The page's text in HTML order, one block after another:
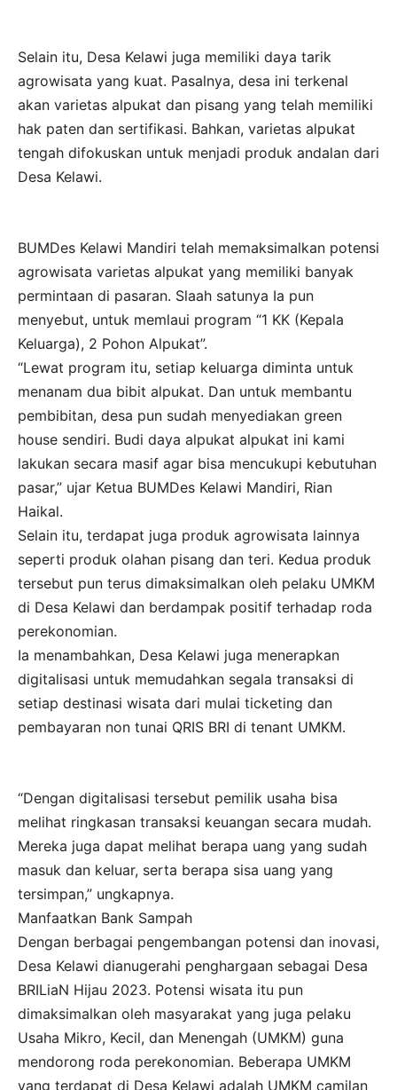
Selain itu, Desa Kelawi juga memiliki daya tarik
agrowisata yang kuat. Pasalnya, desa ini terkenal
akan varietas alpukat dan pisang yang telah memiliki
hak paten dan sertifikasi. Bahkan, varietas alpukat
tengah difokuskan untuk menjadi produk andalan dari
Desa Kelawi.
BUMDes Kelawi Mandiri telah memaksimalkan potensi
agrowisata varietas alpukat yang memiliki banyak
permintaan di pasaran. Slaah satunya Ia pun
menyebut, untuk memlaui program “1 KK (Kepala
Keluarga), 2 Pohon Alpukat”.
“Lewat program itu, setiap keluarga diminta untuk
menanam dua bibit alpukat. Dan untuk membantu
pembibitan, desa pun sudah menyediakan green
house sendiri. Budi daya alpukat alpukat ini kami
lakukan secara masif agar bisa mencukupi kebutuhan
pasar,” ujar Ketua BUMDes Kelawi Mandiri, Rian
Haikal.
Selain itu, terdapat juga produk agrowisata lainnya
seperti produk olahan pisang dan teri. Kedua produk
tersebut pun terus dimaksimalkan oleh pelaku UMKM
di Desa Kelawi dan berdampak positif terhadap roda
perekonomian.
Ia menambahkan, Desa Kelawi juga menerapkan
digitalisasi untuk memudahkan segala transaksi di
setiap destinasi wisata dari mulai ticketing dan
pembayaran non tunai QRIS BRI di tenant UMKM.
“Dengan digitalisasi tersebut pemilik usaha bisa
melihat ringkasan transaksi keuangan secara mudah.
Mereka juga dapat melihat berapa uang yang sudah
masuk dan keluar, serta berapa sisa uang yang
tersimpan,” ungkapnya.
Manfaatkan Bank Sampah
Dengan berbagai pengembangan potensi dan inovasi,
Desa Kelawi dianugerahi penghargaan sebagai Desa
BRILiaN Hijau 2023. Potensi wisata itu pun
dimaksimalkan oleh masyarakat yang juga pelaku
Usaha Mikro, Kecil, dan Menengah (UMKM) guna
mendorong roda perekonomian. Beberapa UMKM
yang terdapat di Desa Kelawi adalah UMKM camilan